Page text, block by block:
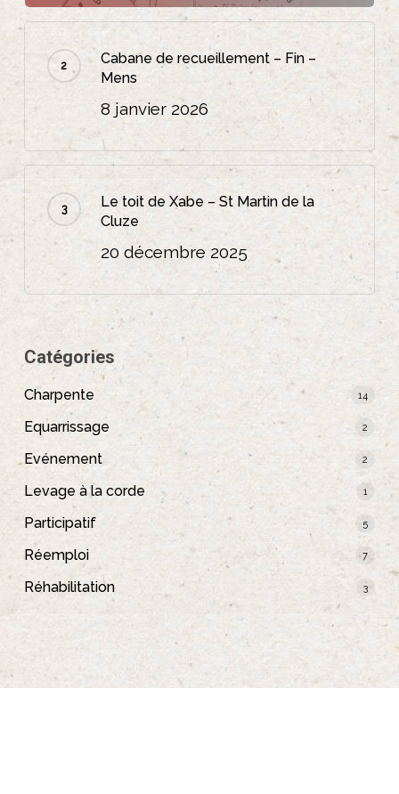
Cabane de recueillement – Fin –
Mens
8 janvier 2026
Le toit de Xabe – St Martin de la
Cluze
20 décembre 2025
Catégories
Charpente 14
Equarrissage 2
Evénement 2
Levage à la corde 1
Participatif 5
Réemploi 7
Réhabilitation 3